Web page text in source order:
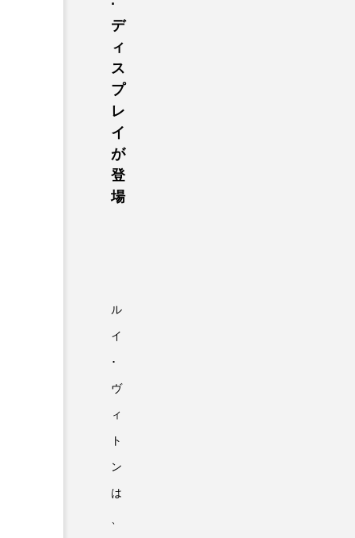
·
デ
ィ
ス
プ
レ
イ
が
登
場
ル
イ
･
ヴ
ィ
ト
ン
は